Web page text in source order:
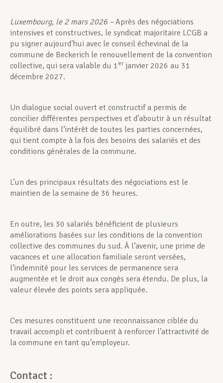
Luxembourg, le 2 mars 2026 –Après des négociations
intensives et constructives, le syndicat majoritaire LCGB a
pu signer aujourd’hui avec le conseil échevinal de la
commune de Beckerich le renouvellement de la convention
collective, qui sera valable du 1 er janvier 2026 au 31
décembre 2027.
Un dialogue social ouvert et constructif a permis de
concilier différentes perspectives et d’aboutir à un résultat
équilibré dans l’intérêt de toutes les parties concernées,
qui tient compte à la fois des besoins des salariés et des
conditions générales de la commune.
L’un des principaux résultats des négociations est le
maintien de la semaine de 36 heures.
En outre, les 30 salariés bénéficient de plusieurs
améliorations basées sur les conditions de la convention
collective des communes du sud. À l’avenir, une prime de
vacances et une allocation familiale seront versées,
l’indemnité pour les services de permanence sera
augmentée et le droit aux congés sera étendu. De plus, la
valeur élevée des points sera appliquée.
Ces mesures constituent une reconnaissance ciblée du
travail accompli et contribuent à renforcer l’attractivité de
la commune en tant qu’employeur.
Contact :